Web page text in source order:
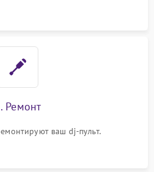
Ремонт
ваш dj-пульт.